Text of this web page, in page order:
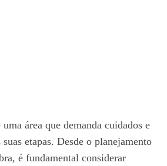
área que demanda cuidados e
etapas. Desde o planejamento
é fundamental considerar